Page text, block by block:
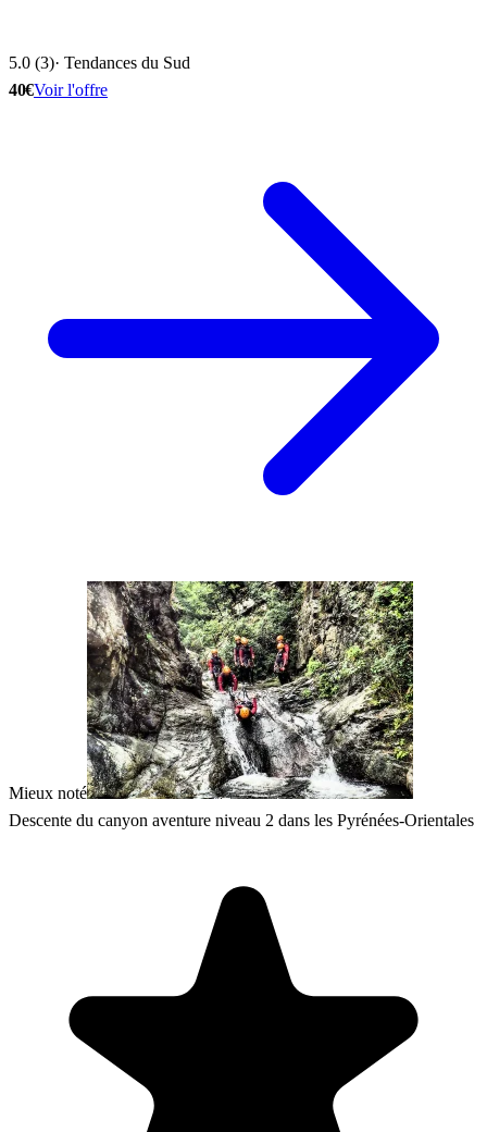
5.0 (3)· Tendances du Sud
40€Voir l'offre
Mieux noté
Descente du canyon aventure niveau 2 dans les Pyrénées-Orientales